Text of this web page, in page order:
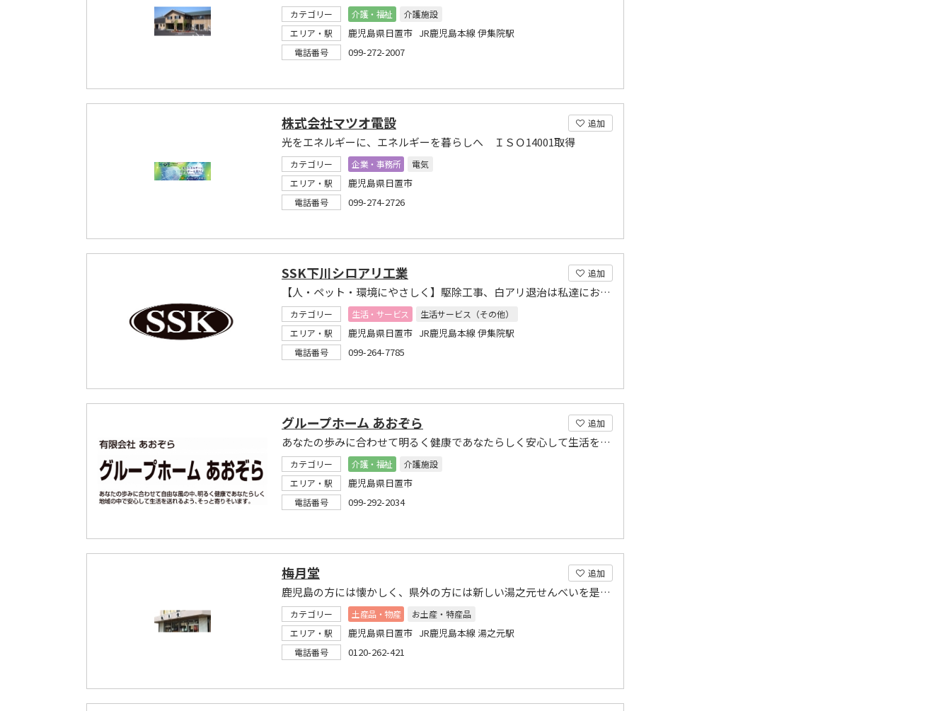
カテゴリー 介護・福祉
介護施設
エリア・駅
鹿児島県日置市 JR鹿児島本線 伊集院駅
電話番号 099-272-2007
追加
株式会社マツオ電設
光をエネルギーに、エネルギーを暮らしへ ＩＳＯ14001取得
カテゴリー 企業・事務所
電気
エリア・駅
鹿児島県日置市
電話番号 099-274-2726
追加
SSK下川シロアリ工業
【人・ペット・環境にやさしく】駆除工事、白アリ退治は私達におまかせください！！
カテゴリー 生活・サービス
生活サービス（その他）
エリア・駅
鹿児島県日置市 JR鹿児島本線 伊集院駅
電話番号 099-264-7785
追加
グループホーム あおぞら
あなたの歩みに合わせて明るく健康であなたらしく安心して生活を送れるよう、そっと寄りそいま
カテゴリー 介護・福祉
介護施設
エリア・駅
鹿児島県日置市
電話番号 099-292-2034
追加
梅月堂
鹿児島の方には懐かしく、県外の方には新しい湯之元せんべいを是非御賞味下さい。
カテゴリー 土産品・物産
お土産・特産品
エリア・駅
鹿児島県日置市 JR鹿児島本線 湯之元駅
電話番号 0120-262-421